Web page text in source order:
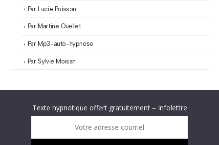
Par Lucie Poisson
Par Martine Ouellet
Par Mp3-auto-hypnose
Par Sylvie Moisan
Texte hypnotique offert gratuitement – Infolettre
Infolettre : obtenez un MP3 d’hypnose gratuit !
Votre adresse courriel